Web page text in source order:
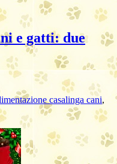
e gatti: due
casalinga cani,